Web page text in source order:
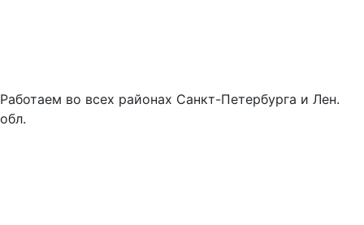
Работаем во всех районах Санкт-Петербурга и Лен.
обл.